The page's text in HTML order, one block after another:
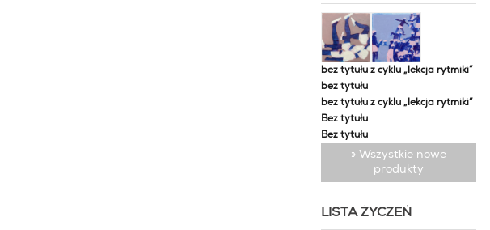
bez tytułu z cyklu „lekcja rytmiki”
bez tytułu
bez tytułu z cyklu „lekcja rytmiki”
Bez tytułu
Bez tytułu
» Wszystkie nowe
produkty
LISTA ŻYCZEŃ